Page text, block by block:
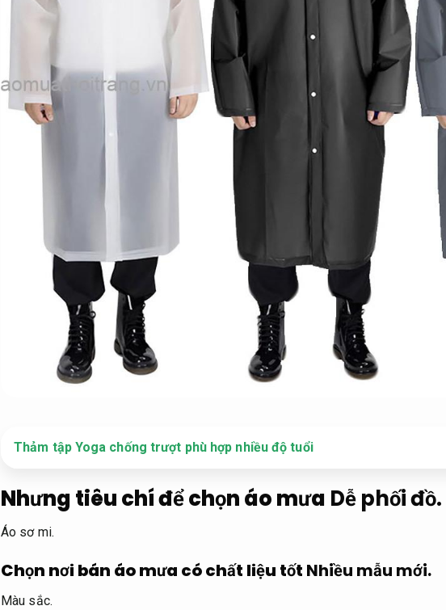
Thảm tập Yoga chống trượt phù hợp nhiều độ tuổi
Nhưng tiêu chí để chọn áo mưa Dễ phối đồ.
Áo sơ mi.
Chọn nơi bán áo mưa có chất liệu tốt Nhiều mẫu mới.
Màu sắc.